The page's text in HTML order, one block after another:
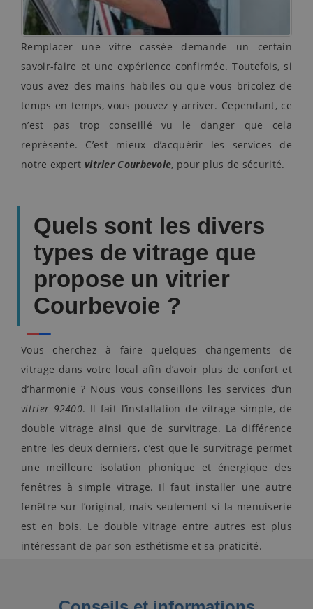
Remplacer une vitre cassée demande un certain
savoir-faire et une expérience confirmée. Toutefois, si
vous avez des mains habiles ou que vous bricolez de
temps en temps, vous pouvez y arriver. Cependant, ce
n’est pas trop conseillé vu le danger que cela
représente. C’est mieux d’acquérir les services de
notre expert vitrier Courbevoie, pour plus de sécurité.
Quels sont les divers
types de vitrage que
propose un vitrier
Courbevoie ?
Vous cherchez à faire quelques changements de
vitrage dans votre local afin d’avoir plus de confort et
d’harmonie ? Nous vous conseillons les services d’un
vitrier 92400. Il fait l’installation de vitrage simple, de
double vitrage ainsi que de survitrage. La différence
entre les deux derniers, c’est que le survitrage permet
une meilleure isolation phonique et énergique des
fenêtres à simple vitrage. Il faut installer une autre
fenêtre sur l’original, mais seulement si la menuiserie
est en bois. Le double vitrage entre autres est plus
intéressant de par son esthétisme et sa praticité.